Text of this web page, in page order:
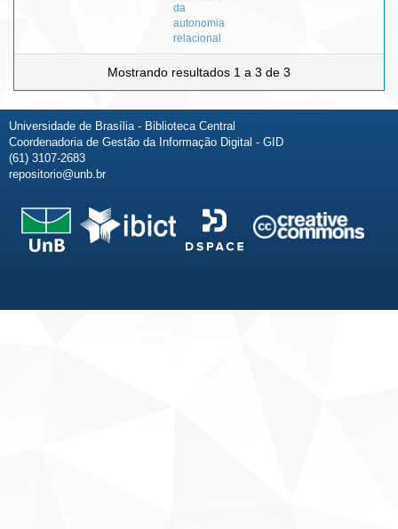
da
autonomia
relacional
Mostrando resultados 1 a 3 de 3
Universidade de Brasília - Biblioteca Central
Coordenadoria de Gestão da Informação Digital - GID
(61) 3107-2683
repositorio@unb.br